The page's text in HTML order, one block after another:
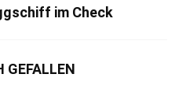
im Check
GEFALLEN